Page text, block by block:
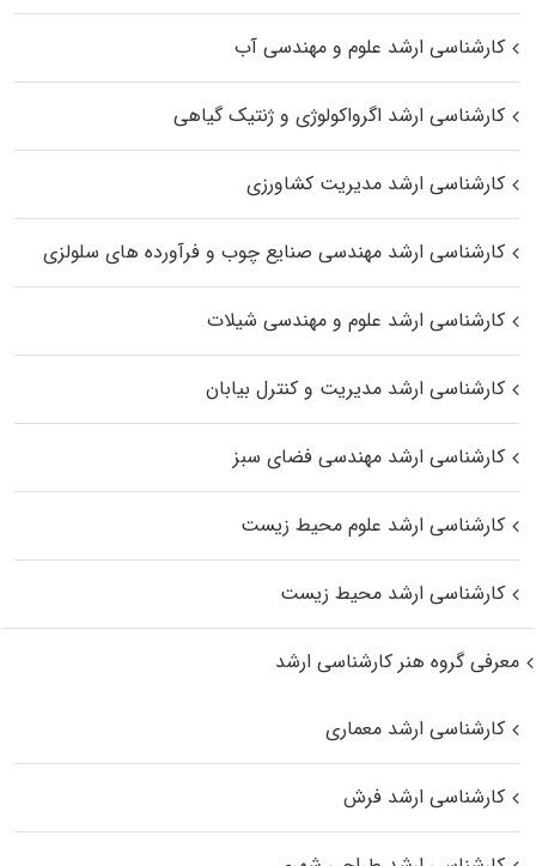
کارشناسی ارشد علوم و مهندسی آب
کارشناسی ارشد اگرواکولوژی و ژنتیک گیاهی
کارشناسی ارشد مدیریت کشاورزی
کارشناسی ارشد مهندسی صنایع چوب و فرآورده‌ های سلولزی
کارشناسی ارشد علوم و مهندسی شیلات
کارشناسی ارشد مدیریت و کنترل بیابان
کارشناسی ارشد مهندسی فضای سبز
کارشناسی ارشد علوم محیط‌ زیست
کارشناسی ارشد محیط زیست
معرفی گروه هنر کارشناسی ارشد
کارشناسی ارشد معماری
کارشناسی ارشد فرش